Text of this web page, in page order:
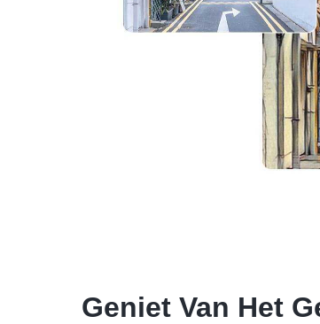
Geniet Van Het